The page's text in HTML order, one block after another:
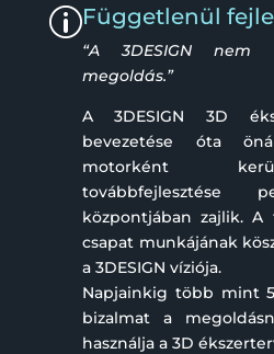
pFüggetlenül
“A 3DESIGN
megoldás.”
A 3DESIGN 3D
bevezetése óta
motorként
központjában zajlik. A
csapat munkájának
a 3DESIGN víziója.
Napjainkig több mint
bizalmat a
használja a 3D